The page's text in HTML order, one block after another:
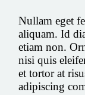
Nullam eget
aliquam. Id
etiam non.
nisi quis
et tortor at
adipiscing